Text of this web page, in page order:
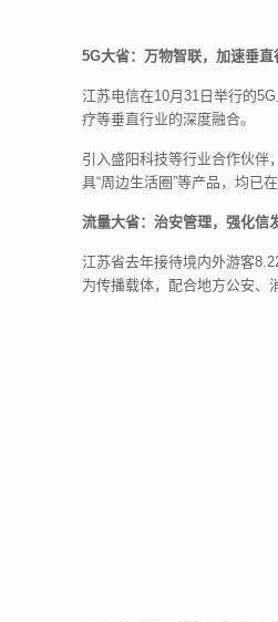
5G大省：万物智联，加速垂直
江苏电信在10月31日举行的
疗等垂直行业的深度融合。
引入盛阳科技等行业合作伙伴
具“周边生活圈”等产品，均已
流量大省：治安管理，强化信
江苏省去年接待境内外游客
为传播载体，配合地方公安、